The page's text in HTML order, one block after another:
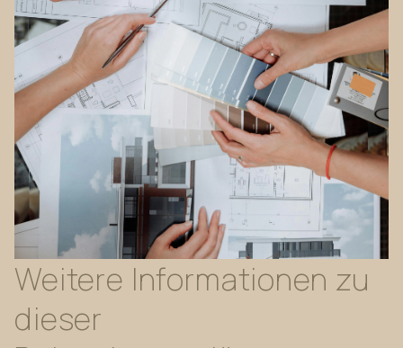
Weitere Informationen zu
dieser